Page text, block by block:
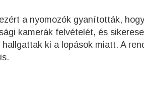
a nyomozók gyanították,
kamerák felvételét, és
ki a lopások miatt. A